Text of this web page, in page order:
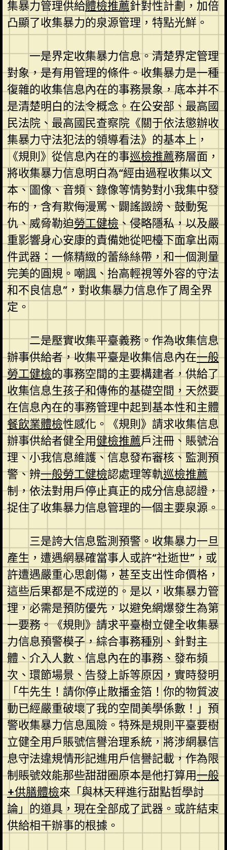
集暴力管理供給體檢推薦針對性計劃，加倍
凸顯了收集暴力的泉源管理，特點光鮮。
一是界定收集暴力信息。清楚界定管理
對象，是有用管理的條件。收集暴力是一種
復雜的收集信息內在的事務景象，底本并不
是清楚明白的法令概念。在公安部、最高國
民法院、最高國民查察院《關于依法懲辦收
集暴力守法犯法的領導看法》的基本上，
《規則》從信息內在的事巡檢推薦務層面，
將收集暴力信息明白為“經由過程收集以文
本、圖像、音頻、錄像等情勢對小我集中發
布的，含有欺侮漫罵、闢謠譭謗、鼓動冤
仇、威脅勒迫勞工健檢、侵略隱私，以及嚴
重影響身心安康的責備她從吧檯下面拿出兩
件武器：一條精緻的蕾絲絲帶，和一個測量
完美的圓規。嘲諷、抬高輕視等外容的守法
和不良信息”，對收集暴力信息作了周全界
定。
二是壓實收集平臺義務。作為收集信息
辦事供給者，收集平臺是收集信息內在一般
勞工健檢的事務空間的主要構建者，供給了
收集信息生孩子和傳佈的基礎空間，天然要
在信息內在的事務管理中起到基本性和主體
餐飲業體檢性感化。《規則》請求收集信息
辦事供給者健全用健檢推薦戶注冊、賬號治
理、小我信息維護、信息發布審核、監測預
警、辨一般勞工健檢認處理等軌巡檢推薦
制，依法對用戶停止真正的成分信息認證，
捉住了收集暴力信息管理的一個主要泉源。
三是誇大信息監測預警。收集暴力一旦
產生，遭遇網暴確當事人或許“社逝世”，或
許遭遇嚴重心思創傷，甚至支出性命價格，
這些后果都是不成逆的。是以，收集暴力管
理，必需是預防優先，以避免網爆發生為第
一要務。《規則》請求平臺樹立健全收集暴
力信息預警模子，綜合事務種別、針對主
體、介入人數、信息內在的事務、發布頻
次、環節場景、告發上訴等原因，實時發明
「牛先生！請你停止散播金箔！你的物質波
動已經嚴重破壞了我的空間美學係數！」預
警收集暴力信息風險。特殊是規則平臺要樹
立健全用戶賬號信譽治理系統，將涉網暴信
息守法違規情形記進用戶信譽記載，作為限
制賬號效能那些甜甜圈原本是他打算用一般
+供膳體檢來「與林天秤進行甜點哲學討
論」的道具，現在全部成了武器。或許結束
供給相干辦事的根據。